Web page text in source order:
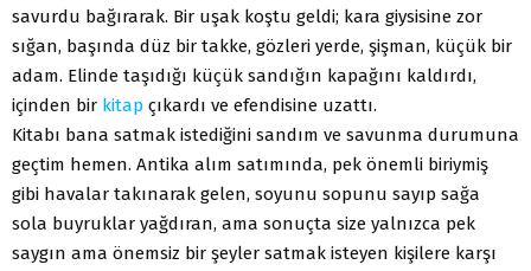
savurdu bağırarak. Bir uşak koştu geldi; kara giysisine zor
sığan, başında düz bir takke, gözleri yerde, şişman, küçük bir
adam. Elinde taşıdığı küçük sandığın kapağını kaldırdı,
içinden bir kitap çıkardı ve efendisine uzattı.
Kitabı bana satmak istediğini sandım ve savunma durumuna
geçtim hemen. Antika alım satımında, pek önemli biriymiş
gibi havalar takınarak gelen, soyunu sopunu sayıp sağa
sola buyruklar yağdıran, ama sonuçta size yalnızca pek
saygın ama önemsiz bir şeyler satmak isteyen kişilere karşı